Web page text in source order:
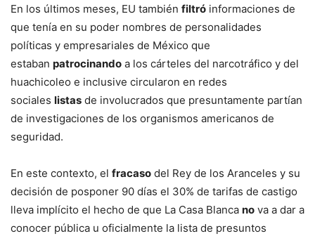
En los últimos meses, EU también filtró informaciones de
que tenía en su poder nombres de personalidades
políticas y empresariales de México que
estaban patrocinando a los cárteles del narcotráfico y del
huachicoleo e inclusive circularon en redes
sociales listas de involucrados que presuntamente partían
de investigaciones de los organismos americanos de
seguridad.
En este contexto, el fracaso del Rey de los Aranceles y su
decisión de posponer 90 días el 30% de tarifas de castigo
lleva implícito el hecho de que La Casa Blanca no va a dar a
conocer pública u oficialmente la lista de presuntos